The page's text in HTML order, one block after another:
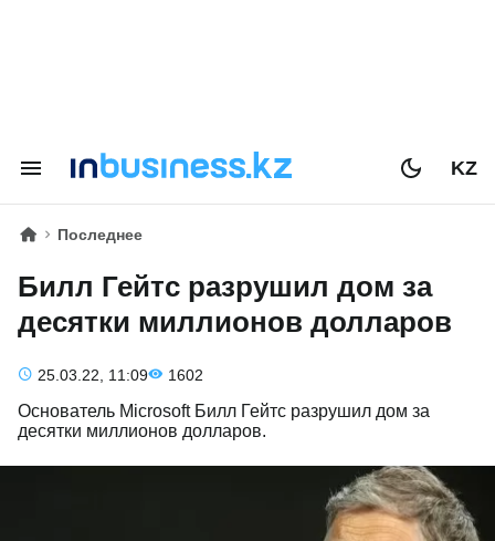
KZ
Последнее
Билл Гейтс разрушил дом за
десятки миллионов долларов
25.03.22, 11:09 1602
Основатель Microsoft Билл Гейтс разрушил дом за
десятки миллионов долларов.